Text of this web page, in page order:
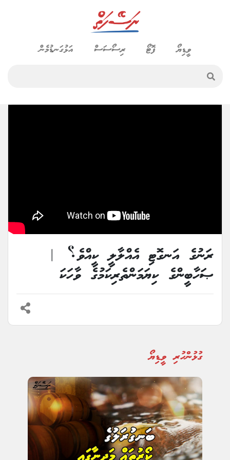
ވީޑިޔޯ ފޮޓޯ ރިސޯސަސް އަޅުގަނޑުމެން
ރަނުގެ އަނގޮޓި އެއްލާލީ ކީއްވެ؟ |
ޞަހާބީންގެ ކިޔަމަންތެރިކަމުގެ ވާހަކަ
ގުޅުންހުރި ވީޑިޔޯ